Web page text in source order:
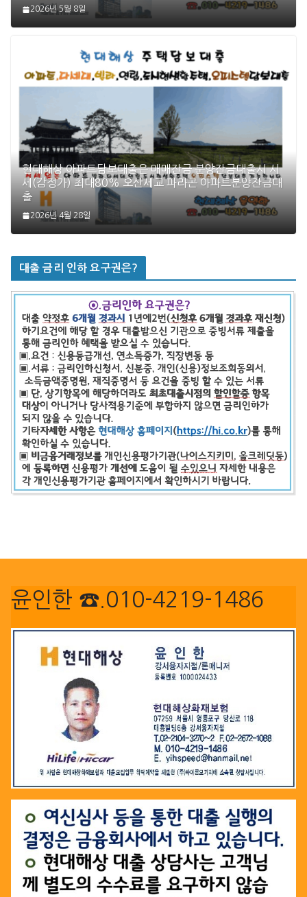
2026년 5월 8일
현대해상 아파트담보대출은 매매잔금 분양잔금대출시 시
세(감정가) 최대80% 오산세교 파라곤 아파트분양잔금대
출
2026년 4월 28일
대출 금리 인하 요구권은?
윤인한 ☎.010-4219-1486